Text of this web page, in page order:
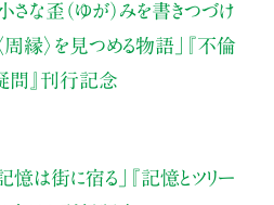
小さな歪（ゆが）みを書きつづけ
縁〉を見つめる物語」
『不倫
疑問』刊行記念
記憶は街に宿る」
『記憶とツリー